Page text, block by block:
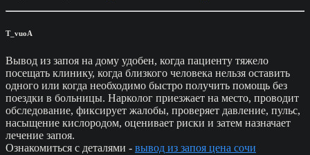
T_vuoA
Вывод из запоя на дому удобен, когда пациенту тяжело
посещать клинику, когда близкого человека нельзя оставить
одного или когда необходимо быстро получить помощь без
поездки в больницы. Нарколог приезжает на место, проводит
обследование, фиксирует жалобы, проверяет давление, пульс,
насыщение кислородом, оценивает риски и затем назначает
лечение запоя.
Ознакомиться с деталями - вывод из запоя цена сочи